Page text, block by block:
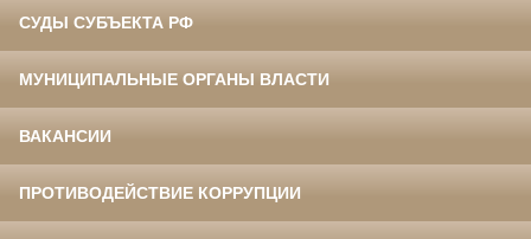
СУДЫ СУБЪЕКТА РФ
МУНИЦИПАЛЬНЫЕ ОРГАНЫ ВЛАСТИ
ВАКАНСИИ
ПРОТИВОДЕЙСТВИЕ КОРРУПЦИИ